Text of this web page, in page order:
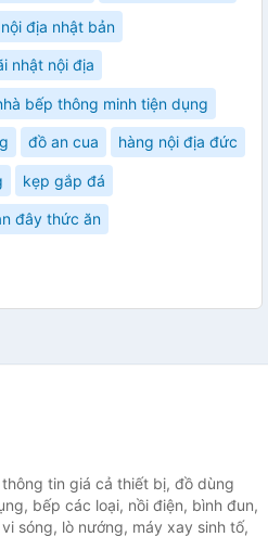
địa nhật bản
nhật nội địa
bếp thông minh tiện dụng
đồ an cua hàng nội địa đức
kẹp gắp đá
đây thức ăn
tin giá cả thiết bị, đồ dùng
bếp các loại, nồi điện, bình đun,
sóng, lò nướng, máy xay sinh tố,